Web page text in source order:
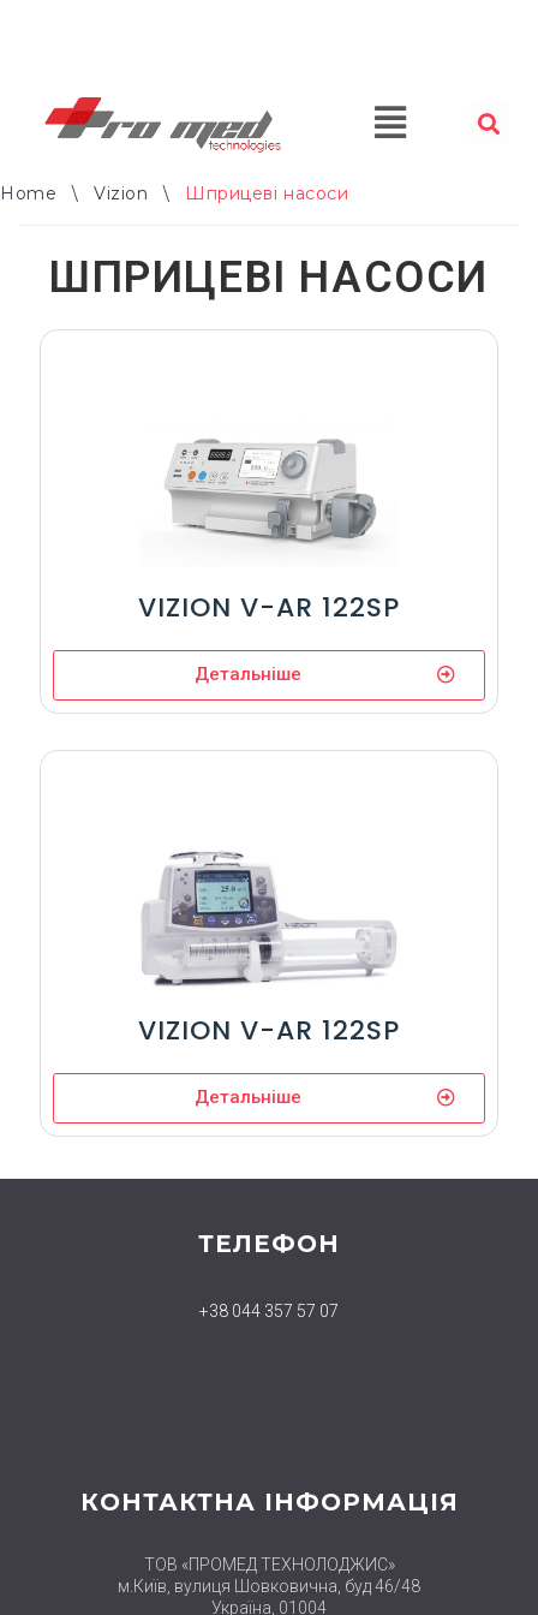
Home \ Vizion \ Шприцеві насоси
ШПРИЦЕВІ НАСОСИ
VIZION V-AR 122SP
Детальніше
VIZION V-AR 122SP
Детальніше
ТЕЛЕФОН
+38 044 357 57 07
КОНТАКТНА ІНФОРМАЦІЯ
ТОВ «ПРОМЕД ТЕХНОЛОДЖИС»
м.Київ, вулиця Шовковична, буд 46/48
Україна, 01004